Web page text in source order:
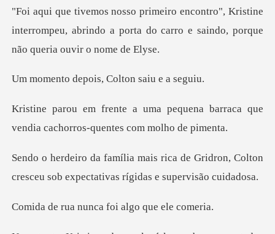
Kristine
interrompeu, abrindo a porta do carro e
ois, Colton sa
equena barraca que
vendia cachor
de Gridron, Colton
cresceu sob expecta
unca foi algo q